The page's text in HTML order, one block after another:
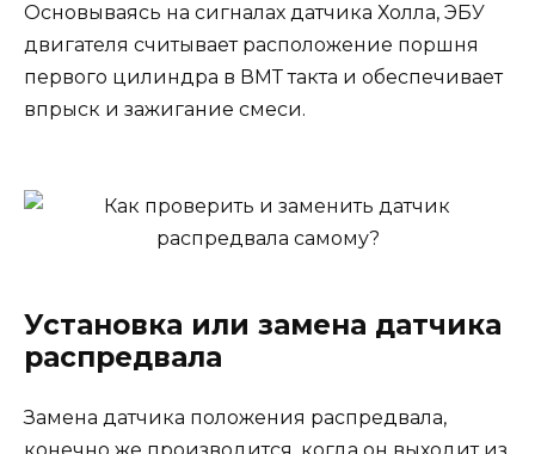
Основываясь на сигналах датчика Холла, ЭБУ
двигателя считывает расположение поршня
первого цилиндра в ВМТ такта и обеспечивает
впрыск и зажигание смеси.
Установка или замена датчика
распредвала
Замена датчика положения распредвала,